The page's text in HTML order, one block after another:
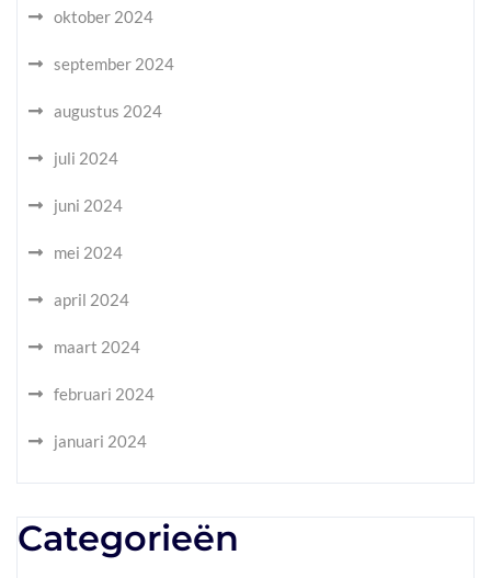
oktober 2024
september 2024
augustus 2024
juli 2024
juni 2024
mei 2024
april 2024
maart 2024
februari 2024
januari 2024
Categorieën